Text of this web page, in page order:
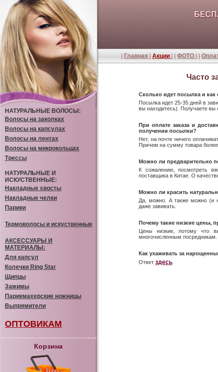
Главная Акции ФОТО
НАТУРАЛЬНЫЕ ВОЛОСЫ:
Волосы на заколках
Волосы на капсулах
Волосы на лентах
Волосы на микрокольцах
Трессы
НАТУРАЛЬНЫЕ И
ИСКУСТВЕННЫЕ:
Накладные хвосты
Накладные челки
Парики
Термоволосы и искуственные
АКСЕССУАРЫ И
МАТЕРИАЛЫ:
Для капсул
Колечки Ring Star
Щипцы
Зажимы
Парикмахерские ножницы
Выпрямители
ОПТОВИКАМ
Корзина
Часто
Сколько идет посылка и как
Посылка идет 25-35 дней в
вы находитесь). Получаете вы
При оплате заказа и
получении посылки?
Нет, на почте ничего
Причем на сумму товара
Можно ли предварительно
К сожалению, посмотреть
поставщика в Китае. О
Можно ли красить
Да, можно. А также можно (и
даже завивать.
Почему такие низкие цены,
Цены низкие, потому что
многочисленным
Как ухаживать за
Ответ здесь